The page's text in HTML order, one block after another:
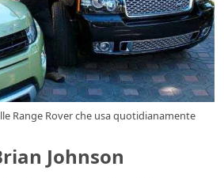
Range Rover che usa quotidianamente
Johnson